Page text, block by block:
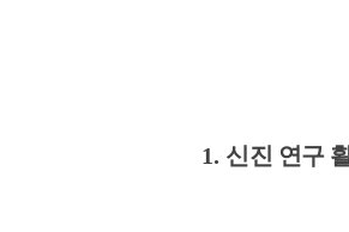
1. 신진 연구